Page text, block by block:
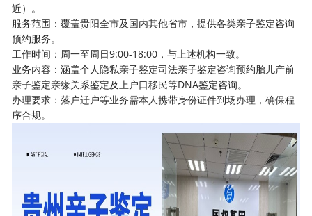
近）。
服务范围：覆盖贵阳全市及国内其他省市，提供各类亲子鉴定咨询
预约服务。
工作时间：周一至周日9:00-18:00，与上述机构一致。
业务内容：涵盖个人隐私亲子鉴定司法亲子鉴定咨询预约胎儿产前
亲子鉴定亲缘关系鉴定及上户口移民等DNA鉴定咨询。
办理要求：落户迁户等业务需本人携带身份证件到场办理，确保程
序合规。